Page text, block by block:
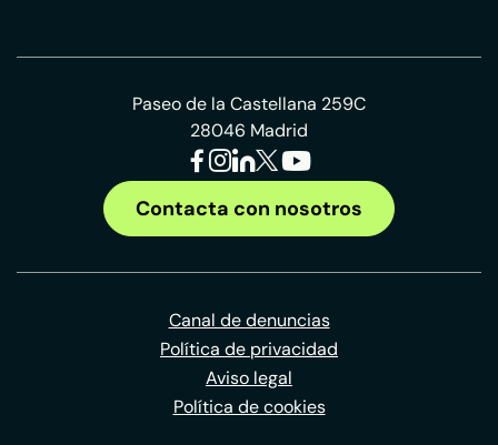
Paseo de la Castellana 259C
28046 Madrid
Contacta con nosotros
Canal de denuncias
Política de privacidad
Aviso legal
Política de cookies